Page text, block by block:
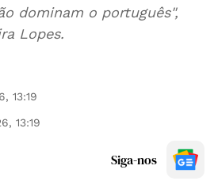
dominam o português",
Lopes.
13:19
13:19
Siga-nos